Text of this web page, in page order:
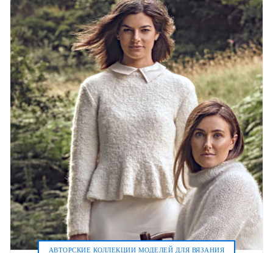
АВТОРСКИЕ КОЛЛЕКЦИИ МОДЕЛЕЙ ДЛЯ ВЯЗАНИЯ